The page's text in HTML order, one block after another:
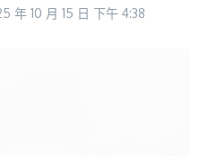
年 10 月 15 日 下午 4:38